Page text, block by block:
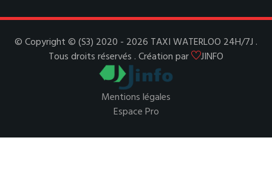
© Copyright © (S3) 2020 - 2026 TAXI WATERLOO 24H/7J .
Tous droits réservés . Création par
JINFO
Mentions légales
Espace Pro